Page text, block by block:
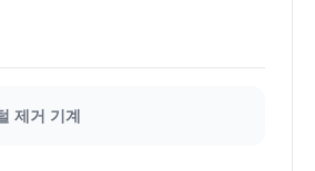
제거 기계